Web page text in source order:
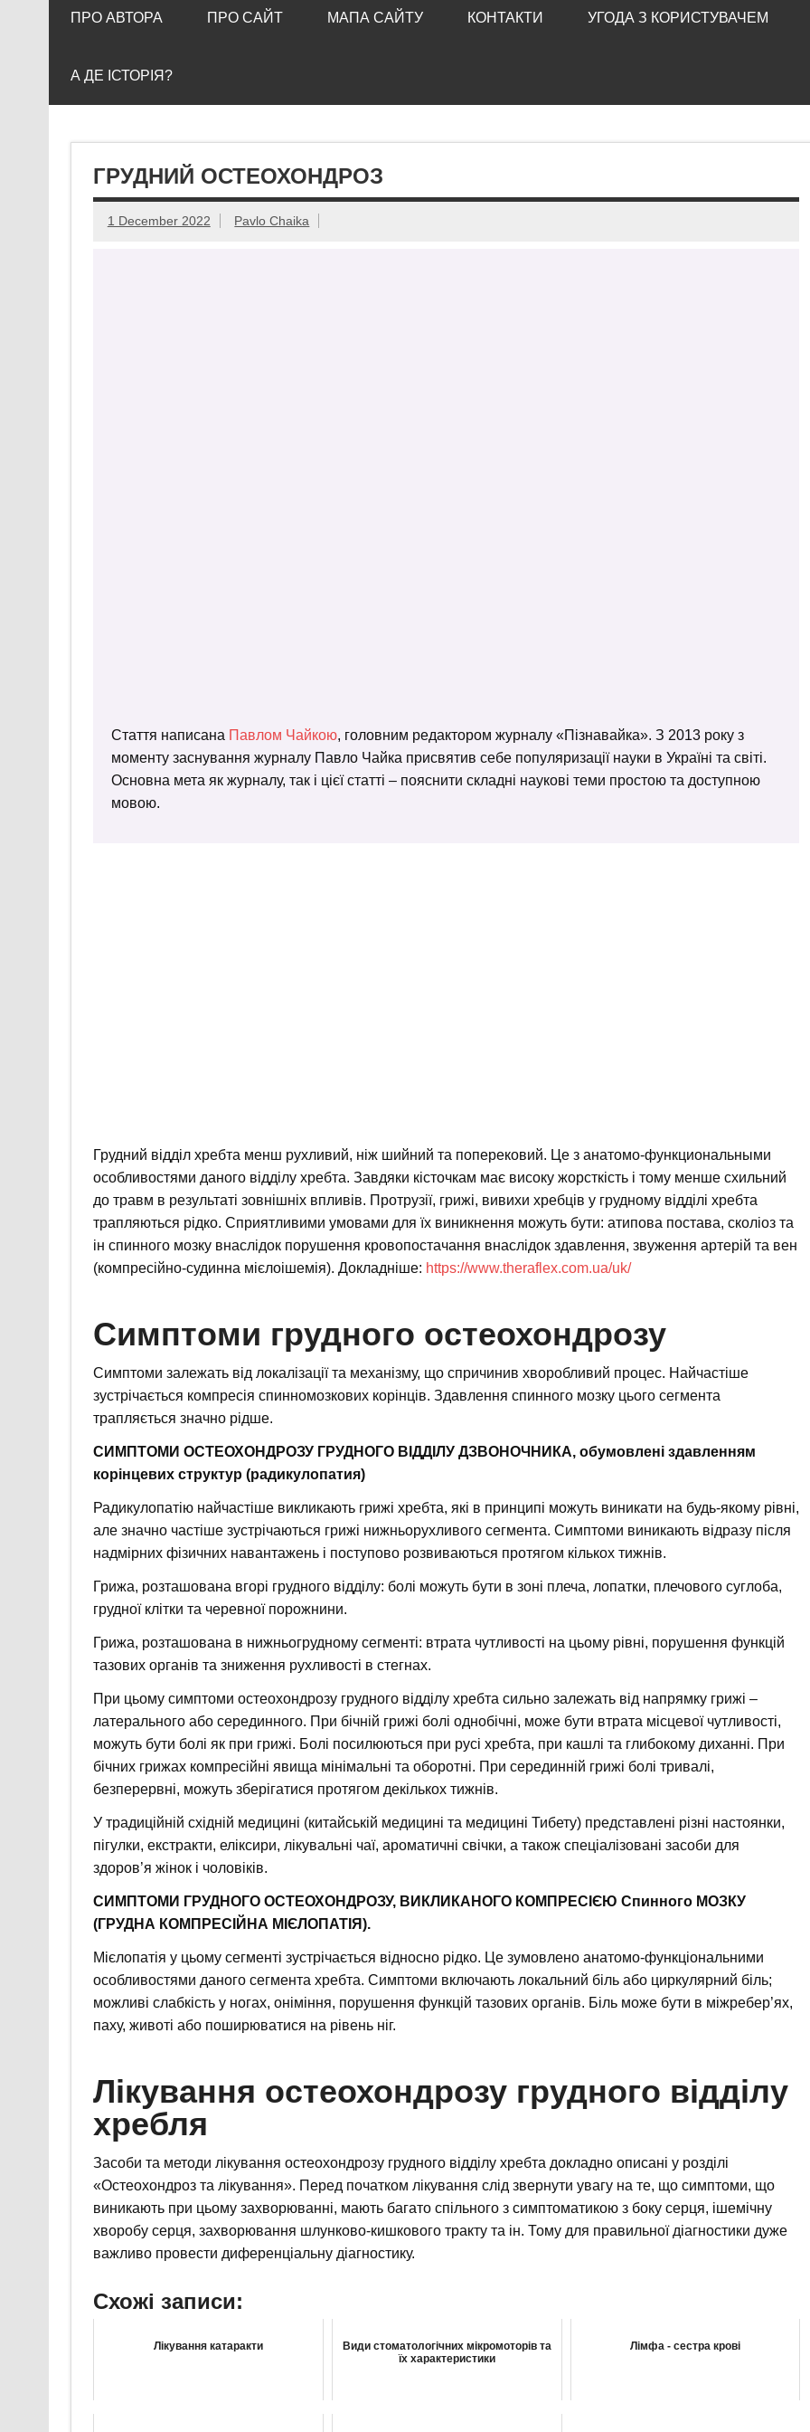
ПРО АВТОРА ПРО САЙТ МАПА САЙТУ КОНТАКТИ УГОДА З КОРИСТУВАЧЕМ
А ДЕ ІСТОРІЯ?
ГРУДНИЙ ОСТЕОХОНДРОЗ
1 December 2022 Pavlo Chaika
Стаття написана Павлом Чайкою, головним редактором журналу «Пізнавайка». З 2013 року з
моменту заснування журналу Павло Чайка присвятив себе популяризації науки в Україні та світі.
Основна мета як журналу, так і цієї статті – пояснити складні наукові теми простою та доступною
мовою.
Грудний відділ хребта менш рухливий, ніж шийний та поперековий. Це з анатомо-функциональными
особливостями даного відділу хребта. Завдяки кісточкам має високу жорсткість і тому менше схильний
до травм в результаті зовнішніх впливів. Протрузії, грижі, вивихи хребців у грудному відділі хребта
трапляються рідко. Сприятливими умовами для їх виникнення можуть бути: атипова постава, сколіоз та
ін спинного мозку внаслідок порушення кровопостачання внаслідок здавлення, звуження артерій та вен
(компресійно-судинна мієлоішемія). Докладніше: https://www.theraflex.com.ua/uk/
Симптоми грудного остеохондрозу
Симптоми залежать від локалізації та механізму, що спричинив хворобливий процес. Найчастіше
зустрічається компресія спинномозкових корінців. Здавлення спинного мозку цього сегмента
трапляється значно рідше.
СИМПТОМИ ОСТЕОХОНДРОЗУ ГРУДНОГО ВІДДІЛУ ДЗВОНОЧНИКА, обумовлені здавленням
корінцевих структур (радикулопатия)
Радикулопатію найчастіше викликають грижі хребта, які в принципі можуть виникати на будь-якому рівні,
але значно частіше зустрічаються грижі нижньорухливого сегмента. Симптоми виникають відразу після
надмірних фізичних навантажень і поступово розвиваються протягом кількох тижнів.
Грижа, розташована вгорі грудного відділу: болі можуть бути в зоні плеча, лопатки, плечового суглоба,
грудної клітки та черевної порожнини.
Грижа, розташована в нижньогрудному сегменті: втрата чутливості на цьому рівні, порушення функцій
тазових органів та зниження рухливості в стегнах.
При цьому симптоми остеохондрозу грудного відділу хребта сильно залежать від напрямку грижі –
латерального або серединного. При бічній грижі болі однобічні, може бути втрата місцевої чутливості,
можуть бути болі як при грижі. Болі посилюються при русі хребта, при кашлі та глибокому диханні. При
бічних грижах компресійні явища мінімальні та оборотні. При серединній грижі болі тривалі,
безперервні, можуть зберігатися протягом декількох тижнів.
У традиційній східній медицині (китайській медицині та медицині Тибету) представлені різні настоянки,
пігулки, екстракти, еліксири, лікувальні чаї, ароматичні свічки, а також спеціалізовані засоби для
здоров’я жінок і чоловіків.
СИМПТОМИ ГРУДНОГО ОСТЕОХОНДРОЗУ, ВИКЛИКАНОГО КОМПРЕСІЄЮ Спинного МОЗКУ
(ГРУДНА КОМПРЕСІЙНА МІЄЛОПАТІЯ).
Мієлопатія у цьому сегменті зустрічається відносно рідко. Це зумовлено анатомо-функціональними
особливостями даного сегмента хребта. Симптоми включають локальний біль або циркулярний біль;
можливі слабкість у ногах, оніміння, порушення функцій тазових органів. Біль може бути в міжребер’ях,
паху, животі або поширюватися на рівень ніг.
Лікування остеохондрозу грудного відділу
хребля
Засоби та методи лікування остеохондрозу грудного відділу хребта докладно описані у розділі
«Остеохондроз та лікування». Перед початком лікування слід звернути увагу на те, що симптоми, що
виникають при цьому захворюванні, мають багато спільного з симптоматикою з боку серця, ішемічну
хворобу серця, захворювання шлунково-кишкового тракту та ін. Тому для правильної діагностики дуже
важливо провести диференціальну діагностику.
Схожі записи:
Лікування катаракти
Види стоматологічних мікромоторів та
їх характеристики
Лімфа - сестра крові